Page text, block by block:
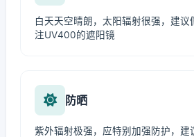
白天天空晴朗，太阳辐射很强，建议
注UV400的遮阳镜
防晒
紫外辐射极强，应特别加强防护，建